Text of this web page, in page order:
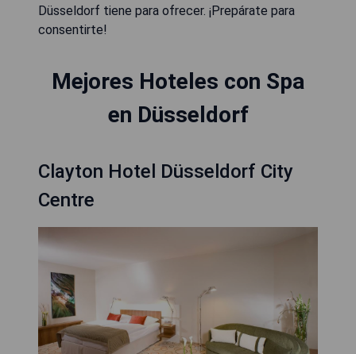
Düsseldorf tiene para ofrecer. ¡Prepárate para
consentirte!
Mejores Hoteles con Spa
en Düsseldorf
Clayton Hotel Düsseldorf City
Centre